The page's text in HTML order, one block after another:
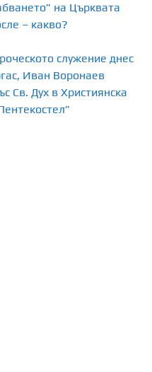
на Църквата
– какво?
служение днес
Иван Воронаев
Св. Дух в Християнска